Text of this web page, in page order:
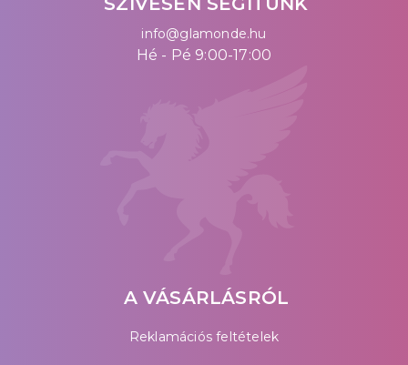
info@glamonde.hu
Hé - Pé 9:00-17:00
A VÁSÁRLÁSRÓL
Reklamációs feltételek